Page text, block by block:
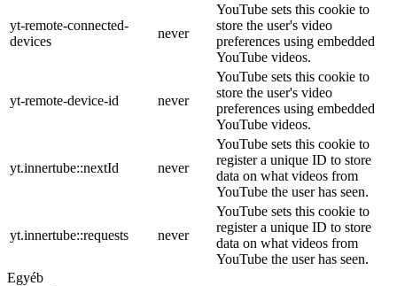
yt-remote-connected-
devices
never
YouTube sets this cookie to
store the user's video
preferences using embedded
YouTube videos.
yt-remote-device-id never
YouTube sets this cookie to
store the user's video
preferences using embedded
YouTube videos.
yt.innertube::nextId never
YouTube sets this cookie to
register a unique ID to store
data on what videos from
YouTube the user has seen.
yt.innertube::requests never
YouTube sets this cookie to
register a unique ID to store
data on what videos from
YouTube the user has seen.
Egyéb